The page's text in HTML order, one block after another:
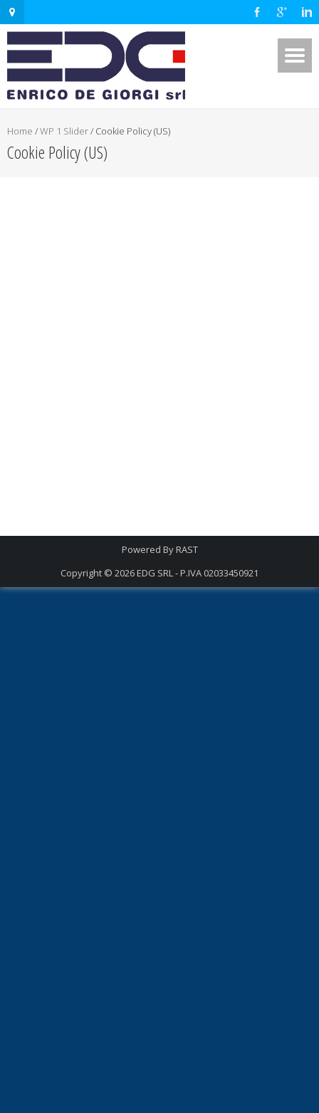
Home /WP 1 Slider/ Cookie Policy (US)
Cookie Policy (US)
Powered ByRAST
Copyright © 2026EDG SRL - P.IVA 02033450921